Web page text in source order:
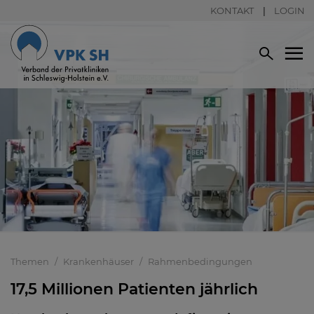
KONTAKT LOGIN
Themen Krankenhäuser Rahmenbedingungen
17,5 Millionen Patienten jährlich